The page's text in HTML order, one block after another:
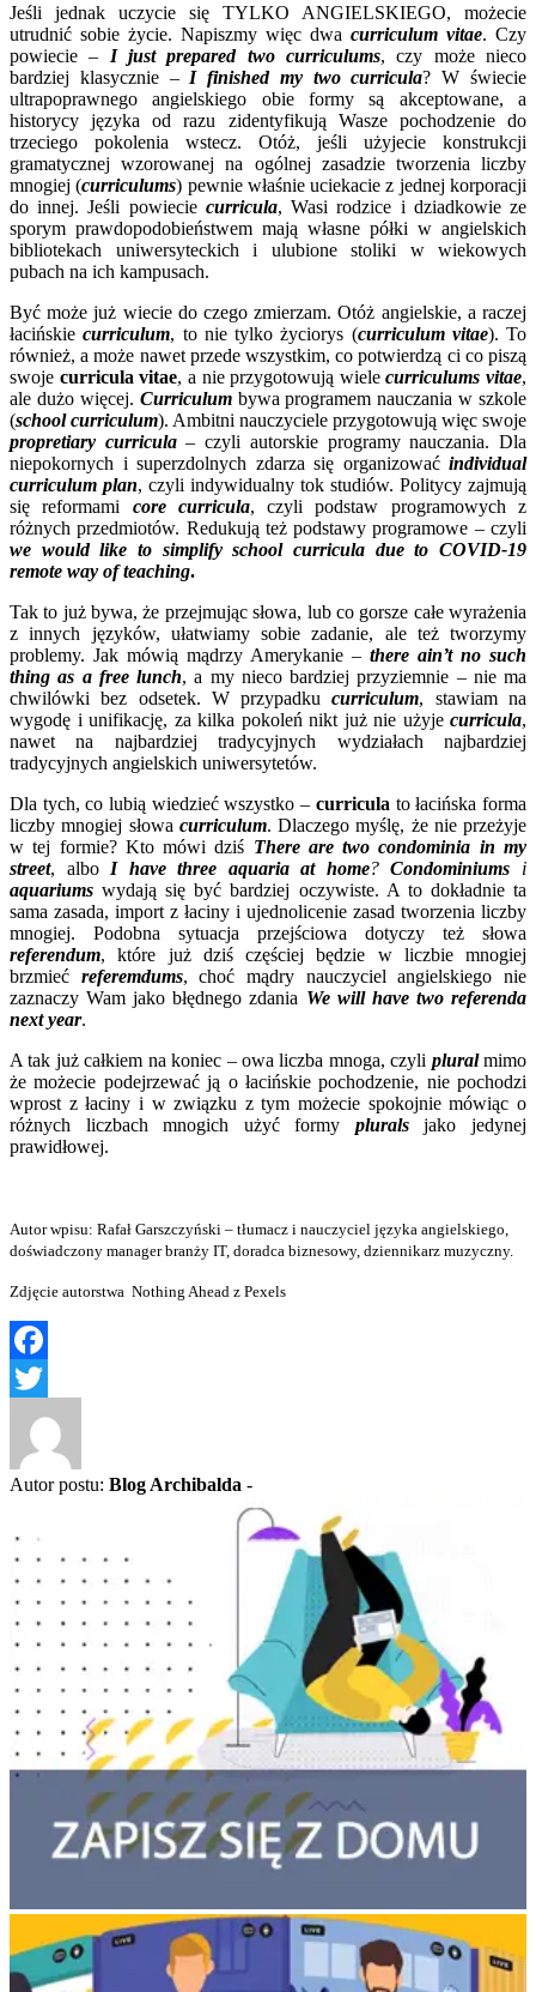
Jeśli jednak uczycie się TYLKO ANGIELSKIEGO, możecie
utrudnić sobie życie. Napiszmy więc dwa curriculum vitae. Czy
powiecie – I just prepared two curriculums, czy może nieco
bardziej klasycznie – I finished my two curricula? W świecie
ultrapoprawnego angielskiego obie formy są akceptowane, a
historycy języka od razu zidentyfikują Wasze pochodzenie do
trzeciego pokolenia wstecz. Otóż, jeśli użyjecie konstrukcji
gramatycznej wzorowanej na ogólnej zasadzie tworzenia liczby
mnogiej (curriculums) pewnie właśnie uciekacie z jednej korporacji
do innej. Jeśli powiecie curricula, Wasi rodzice i dziadkowie ze
sporym prawdopodobieństwem mają własne półki w angielskich
bibliotekach uniwersyteckich i ulubione stoliki w wiekowych
pubach na ich kampusach.
Być może już wiecie do czego zmierzam. Otóż angielskie, a raczej
łacińskiecurriculum, to nie tylko życiorys (curriculum vitae). To
również, a może nawet przede wszystkim, co potwierdzą ci co piszą
swoje curricula vitae, a nie przygotowują wielecurriculums vitae,
ale dużo więcej. Curriculum bywa programem nauczania w szkole
(school curriculum). Ambitni nauczyciele przygotowują więc swoje
propretiary curricula– czyli autorskie programy nauczania. Dla
niepokornych i superzdolnych zdarza się organizować individual
curriculum plan, czyli indywidualny tok studiów. Politycy zajmują
się reformami core curricula, czyli podstaw programowych z
różnych przedmiotów. Redukują też podstawy programowe – czyli
we would like to simplify school curricula due to COVID-19
remote way of teaching.
Tak to już bywa, że przejmując słowa, lub co gorsze całe wyrażenia
z innych języków, ułatwiamy sobie zadanie, ale też tworzymy
problemy. Jak mówią mądrzy Amerykanie – there ain’t no such
thing as a free lunch, a my nieco bardziej przyziemnie – nie ma
chwilówki bez odsetek. W przypadkucurriculum, stawiam na
wygodę i unifikację, za kilka pokoleń nikt już nie użyje curricula,
nawet na najbardziej tradycyjnych wydziałach najbardziej
tradycyjnych angielskich uniwersytetów.
Dla tych, co lubią wiedzieć wszystko – curricula to łacińska forma
liczby mnogiej słowa curriculum. Dlaczego myślę, że nie przeżyje
w tej formie? Kto mówi dziś There are two condominia in my
street, albo I have three aquaria at home?Condominiums i
aquariums wydają się być bardziej oczywiste. A to dokładnie ta
sama zasada, import z łaciny i ujednolicenie zasad tworzenia liczby
mnogiej. Podobna sytuacja przejściowa dotyczy też słowa
referendum, które już dziś częściej będzie w liczbie mnogiej
brzmieć referemdums, choć mądry nauczyciel angielskiego nie
zaznaczy Wam jako błędnego zdania We will have two referenda
next year.
A tak już całkiem na koniec – owa liczba mnoga, czyli pluralmimo
że możecie podejrzewać ją o łacińskie pochodzenie, nie pochodzi
wprost z łaciny i w związku z tym możecie spokojnie mówiąc o
różnych liczbach mnogich użyć formy pluralsjako jedynej
prawidłowej.
Autor wpisu: Rafał Garszczyński – tłumacz i nauczyciel języka angielskiego,
doświadczony manager branży IT, doradca biznesowy, dziennikarz muzyczny.
Zdjęcie autorstwa Nothing Ahead z Pexels
Facebook
Twitter
Autor postu: Blog Archibalda -